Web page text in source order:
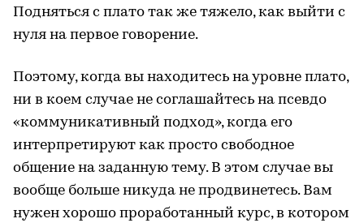
Подняться с плато так же тяжело, как выйти с
нуля на первое говорение.
Поэтому, когда вы находитесь на уровне плато,
ни в коем случае не соглашайтесь на псевдо
«коммуникативный подход», когда его
интерпретируют как просто свободное
общение на заданную тему. В этом случае вы
вообще больше никуда не продвинетесь. Вам
нужен хорошо проработанный курс, в котором